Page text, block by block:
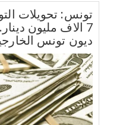
تونس: تحويلات
ديون تونس